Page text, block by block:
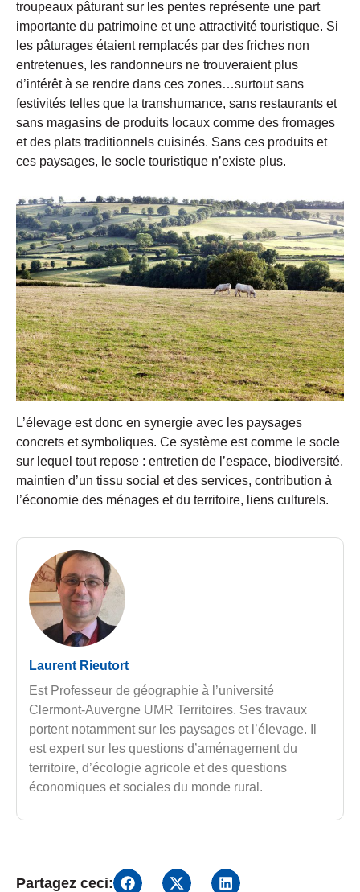
troupeaux pâturant sur les pentes représente une part
importante du patrimoine et une attractivité touristique. Si
les pâturages étaient remplacés par des friches non
entretenues, les randonneurs ne trouveraient plus
d’intérêt à se rendre dans ces zones…surtout sans
festivités telles que la transhumance, sans restaurants et
sans magasins de produits locaux comme des fromages
et des plats traditionnels cuisinés. Sans ces produits et
ces paysages, le socle touristique n’existe plus.
L’élevage est donc en synergie avec les paysages
concrets et symboliques. Ce système est comme le socle
sur lequel tout repose : entretien de l’espace, biodiversité,
maintien d’un tissu social et des services, contribution à
l’économie des ménages et du territoire, liens culturels.
Laurent Rieutort
Est Professeur de géographie à l’université
Clermont-Auvergne UMR Territoires. Ses travaux
portent notamment sur les paysages et l’élevage. Il
est expert sur les questions d’aménagement du
territoire, d’écologie agricole et des questions
économiques et sociales du monde rural.
Partagez ceci: